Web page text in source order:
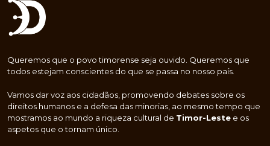
Queremos que o povo timorense seja ouvido. Queremos que
todos estejam conscientes do que se passa no nosso país.
Vamos dar voz aos cidadãos, promovendo debates sobre os
direitos humanos e a defesa das minorias, ao mesmo tempo que
mostramos ao mundo a riqueza cultural de Timor-Leste e os
aspetos que o tornam único.